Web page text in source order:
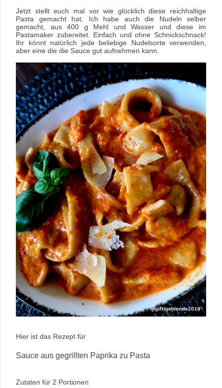
Jetzt stellt euch mal vor wie glücklich diese reichhaltige
Pasta gemacht hat. Ich habe auch die Nudeln selber
gemacht, aus 400 g Mehl und Wasser und diese im
Pastamaker zubereitet. Einfach und ohne Schnickschnack!
Ihr könnt natürlich jede beliebige Nudelsorte verwenden,
aber eine die die Sauce gut aufnehmen kann.
Hier ist das Rezept für
Sauce aus gegrillten Paprika zu Pasta
Zutaten für 2 Portionen